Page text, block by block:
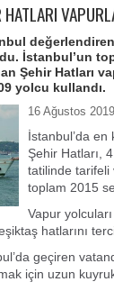
İstanbul’un
Şehir Hatları
yolcu kullandı.
16 Ağustos
İstanbul’da en
Şehir Hatları,
tatilinde tarifeli
toplam 2015
Vapur
hatlarını
geçiren
için uzun